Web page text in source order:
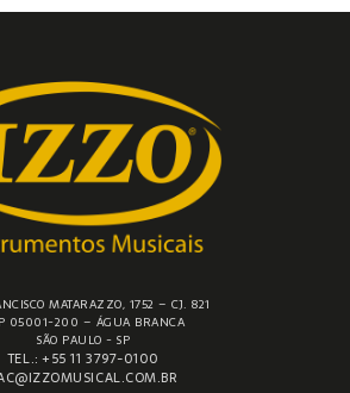
MATARAZZO, 1752 – CJ. 821
05001-200 – ÁGUA BRANCA
SÃO PAULO - SP
TEL.: +55 11 3797-0100